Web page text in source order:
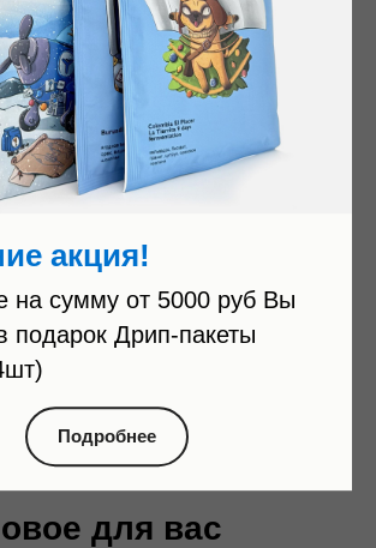
акция!
на сумму от 5000 руб Вы
подарок Дрип-пакеты
Подробнее
удаляется до 99% кофеина, а
пить в любое время суток, не
сна. При этом вкус
же ярким и насыщенным – в
почувствовать ноты желтых
сухофруктов и выпечки.
для вас